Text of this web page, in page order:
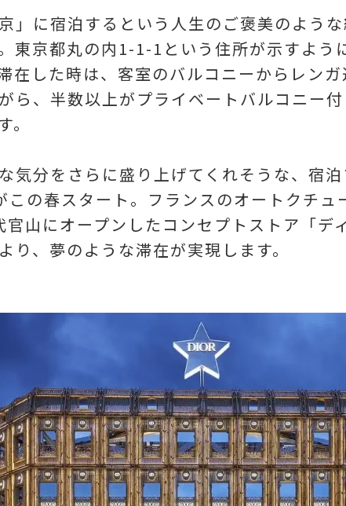
」に宿泊するという人生のご褒美のよう
東京都丸の内1-1-1という住所が示すよう
在した時は、客室のバルコニーからレン
ら、半数以上がプライベートバルコニー
気分をさらに盛り上げてくれそうな、
の春スタート。フランスのオートクチュ
山にオープンしたコンセプトストア「デ
り、夢のような滞在が実現します。